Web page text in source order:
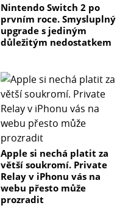
Nintendo Switch 2 po
prvním roce. Smysluplný
upgrade s jediným
důležitým nedostatkem
Apple si nechá platit za
větší soukromí. Private
Relay v iPhonu vás na
webu přesto může
prozradit